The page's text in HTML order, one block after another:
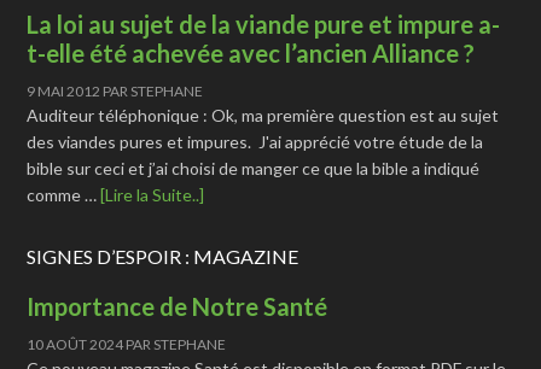
La loi au sujet de la viande pure et impure a-
t-elle été achevée avec l’ancien Alliance ?
9 MAI 2012 PAR STEPHANE
Auditeur téléphonique : Ok, ma première question est au sujet
des viandes pures et impures. J'ai apprécié votre étude de la
bible sur ceci et j’ai choisi de manger ce que la bible a indiqué
comme …[Lire la Suite..]
SIGNES D’ESPOIR : MAGAZINE
Importance de Notre Santé
10 AOÛT 2024PAR STEPHANE